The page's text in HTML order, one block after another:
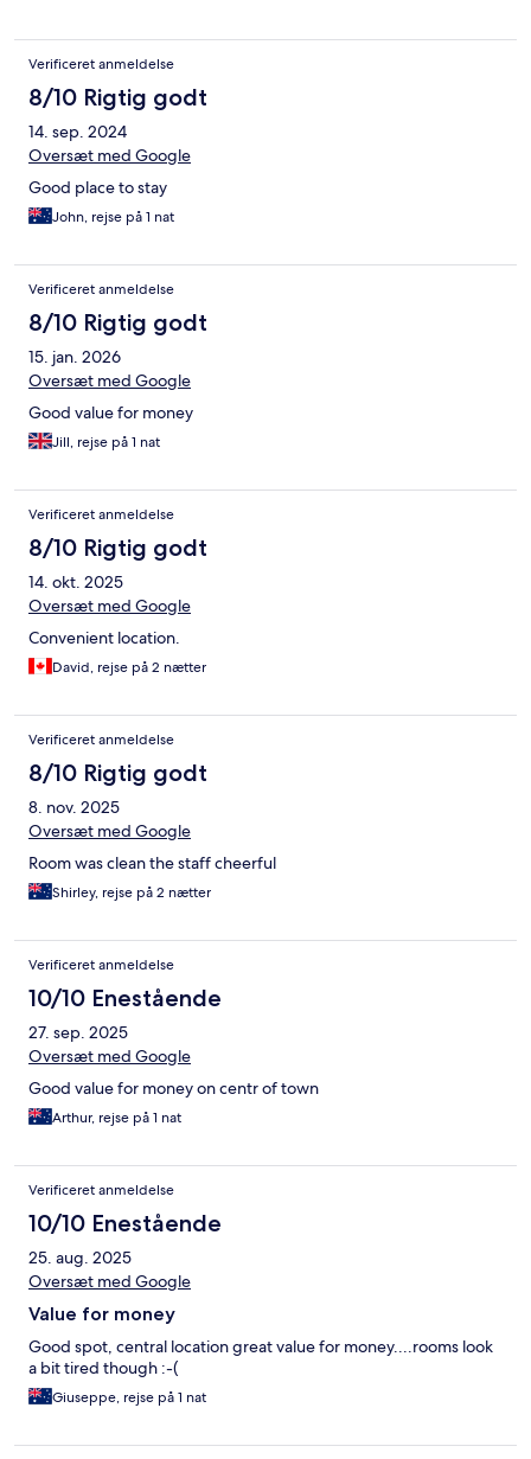
Verificeret anmeldelse
8/10 Rigtig godt
14. sep. 2024
Oversæt med Google
Good place to stay
John, rejse på 1 nat
Verificeret anmeldelse
8/10 Rigtig godt
15. jan. 2026
Oversæt med Google
Good value for money
Jill, rejse på 1 nat
Verificeret anmeldelse
8/10 Rigtig godt
14. okt. 2025
Oversæt med Google
Convenient location.
David, rejse på 2 nætter
Verificeret anmeldelse
8/10 Rigtig godt
8. nov. 2025
Oversæt med Google
Room was clean the staff cheerful
Shirley, rejse på 2 nætter
Verificeret anmeldelse
10/10 Enestående
27. sep. 2025
Oversæt med Google
Good value for money on centr of town
Arthur, rejse på 1 nat
Verificeret anmeldelse
10/10 Enestående
25. aug. 2025
Oversæt med Google
Value for money
Good spot, central location great value for money....rooms look
a bit tired though :-(
Giuseppe, rejse på 1 nat